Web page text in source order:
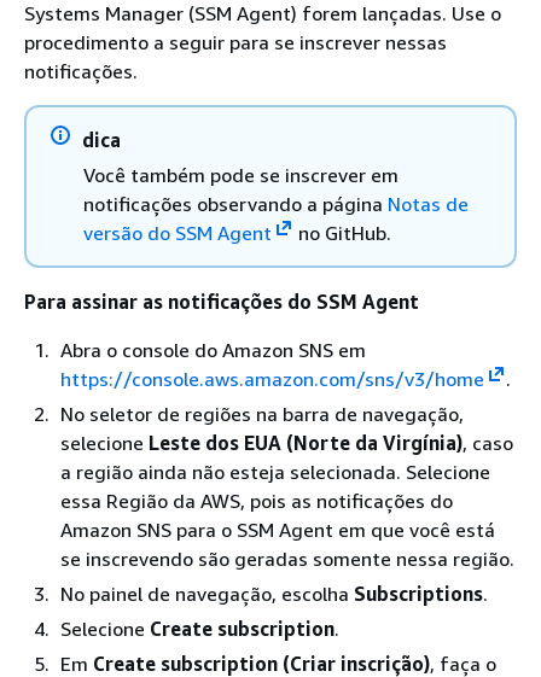
Systems Manager (SSM Agent) forem lançadas. Use o
procedimento a seguir para se inscrever nessas
notificações.
dica
Você também pode se inscrever em
notificações observando a página Notas de
versão do SSM Agent
no GitHub.
Para assinar as notificações do SSM Agent
Abra o console do Amazon SNS em
https://console.aws.amazon.com/sns/v3/home
.
No seletor de regiões na barra de navegação,
selecione Leste dos EUA (Norte da Virgínia), caso
a região ainda não esteja selecionada. Selecione
essa Região da AWS, pois as notificações do
Amazon SNS para o SSM Agent em que você está
se inscrevendo são geradas somente nessa região.
No painel de navegação, escolha Subscriptions.
Selecione Create subscription.
Em Create subscription (Criar inscrição), faça o